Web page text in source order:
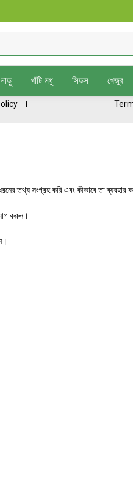
খাঁটি মধু সিডস খেজুর
তথ্য সংগ্রহ করি এবং কীভাবে তা ব্যবহার
করুন।